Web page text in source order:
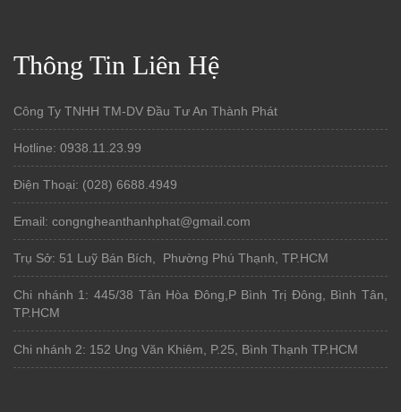
Thông Tin Liên Hệ
Công Ty TNHH TM-DV Đầu Tư An Thành Phát
Hotline: 0938.11.23.99
Điện Thoại: (028) 6688.4949
Email: congngheanthanhphat@gmail.com
Trụ Sở: 51 Luỹ Bán Bích, Phường Phú Thạnh, TP.HCM
Chi nhánh 1: 445/38 Tân Hòa Đông,P Bình Trị Đông, Bình Tân,
TP.HCM
Chi nhánh 2: 152 Ung Văn Khiêm, P.25, Bình Thạnh TP.HCM